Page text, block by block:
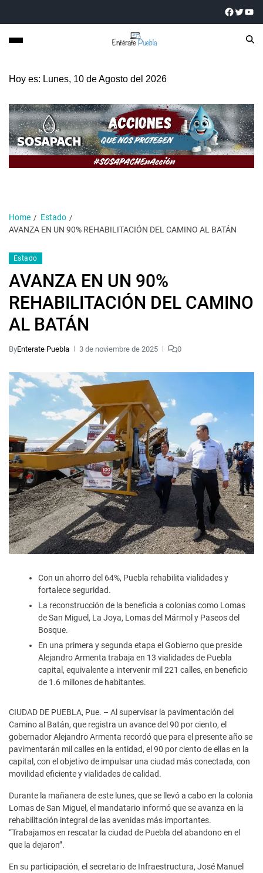
Hoy es: Lunes, 10 de Agosto del 2026
Home
Estado
AVANZA EN UN 90% REHABILITACIÓN DEL CAMINO AL BATÁN
Estado
AVANZA EN UN 90%
REHABILITACIÓN DEL CAMINO
AL BATÁN
ByEnterate Puebla 3 de noviembre de 2025 0
Con un ahorro del 64%, Puebla rehabilita vialidades y
fortalece seguridad.
La reconstrucción de la beneficia a colonias como Lomas
de San Miguel, La Joya, Lomas del Mármol y Paseos del
Bosque.
En una primera y segunda etapa el Gobierno que preside
Alejandro Armenta trabaja en 13 vialidades de Puebla
capital, equivalente a intervenir mil 221 calles, en beneficio
de 1.6 millones de habitantes.
CIUDAD DE PUEBLA, Pue. – Al supervisar la pavimentación del
Camino al Batán, que registra un avance del 90 por ciento, el
gobernador Alejandro Armenta recordó que para el presente año se
pavimentarán mil calles en la entidad, el 90 por ciento de ellas en la
capital, con el objetivo de impulsar una ciudad más conectada, con
movilidad eficiente y vialidades de calidad.
Durante la mañanera de este lunes, que se llevó a cabo en la colonia
Lomas de San Miguel, el mandatario informó que se avanza en la
rehabilitación integral de las avenidas más importantes.
“Trabajamos en rescatar la ciudad de Puebla del abandono en el
que la dejaron”.
En su participación, el secretario de Infraestructura, José Manuel